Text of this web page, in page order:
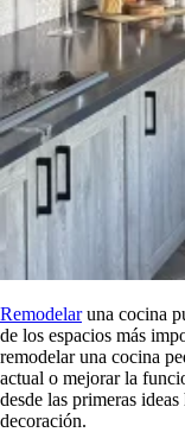
Remodelaruna cocina
de los espacios más
remodelar una cocina
actual o mejorar la
desde las primeras
decoración.